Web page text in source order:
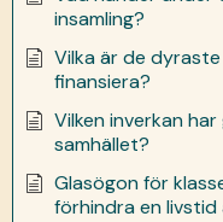
insamling?
Vilka är de
finansiera?
Vilken inverkan
samhället?
Glasögon för
förhindra en livstid